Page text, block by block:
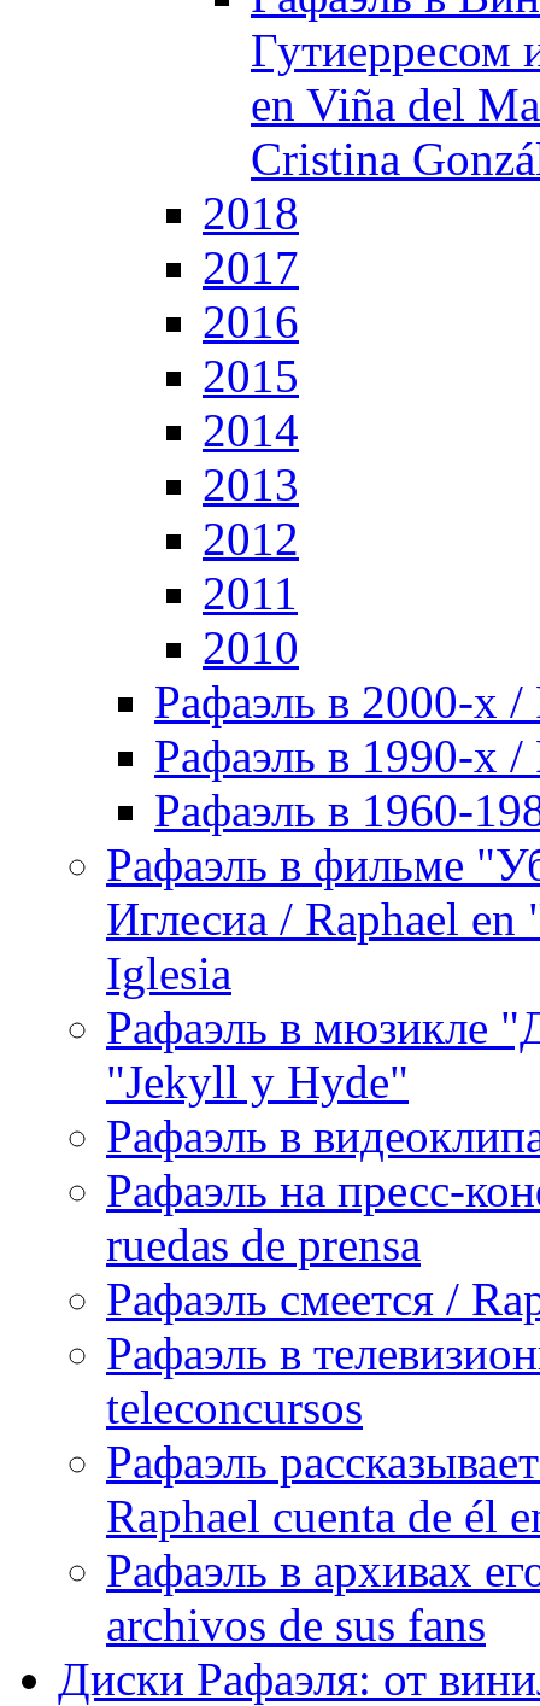
Гутиерресом
en Viña del
Cristina
2018
2017
2016
2015
2014
2013
2012
2011
2010
Рафаэль в 2000-х /
Рафаэль в 1990-х /
Рафаэль в 1960-
Рафаэль в фильме
Иглесиа / Raphael
Iglesia
Рафаэль в мюзикле
"Jekyll y Hyde"
Рафаэль в
Рафаэль на пресс-
ruedas de prensa
Рафаэль смеется /
Рафаэль в
teleconcursos
Рафаэль
Raphael cuenta de él
Рафаэль в архивах
archivos de sus fans
Диски Рафаэля: от